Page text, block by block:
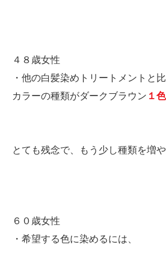
４８歳女性
・他の白髪染めトリートメントと
カラーの種類がダークブラウン １
とても残念で、もう少し種類を増
６０歳女性
・希望する色に染めるには、